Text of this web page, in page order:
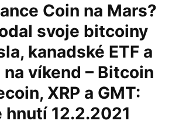
Coin na Mars?
svoje bitcoiny
kanadské ETF a
víkend – Bitcoin
XRP a GMT:
hnutí 12.2.2021